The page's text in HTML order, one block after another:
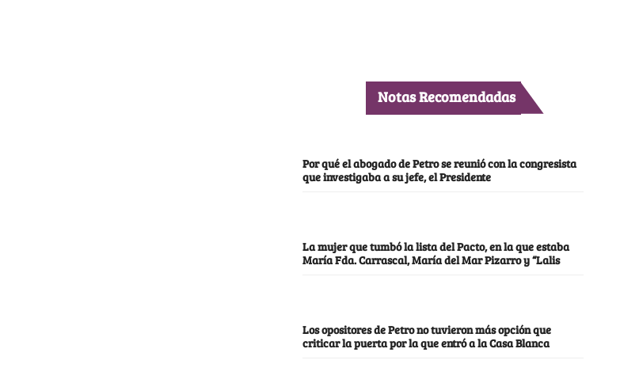
Notas Recomendadas
Por qué el abogado de Petro se reunió con la congresista
que investigaba a su jefe, el Presidente
La mujer que tumbó la lista del Pacto, en la que estaba
María Fda. Carrascal, María del Mar Pizarro y “Lalis
Los opositores de Petro no tuvieron más opción que
criticar la puerta por la que entró a la Casa Blanca